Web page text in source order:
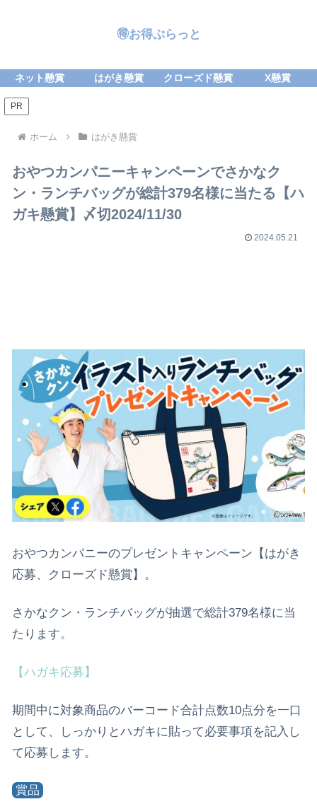
🉐お得ぷらっと
ネット懸賞 はがき懸賞 クローズド懸賞 X懸賞
PR
ホーム はがき懸賞
おやつカンパニーキャンペーンでさかなク
ン・ランチバッグが総計379名様に当たる【ハ
ガキ懸賞】〆切2024/11/30
2024.05.21
おやつカンパニーのプレゼントキャンペーン【はがき
応募、クローズド懸賞】。
さかなクン・ランチバッグが抽選で総計379名様に当
たります。
【ハガキ応募】
期間中に対象商品のバーコード合計点数10点分を一口
として、しっかりとハガキに貼って必要事項を記入し
て応募します。
賞品